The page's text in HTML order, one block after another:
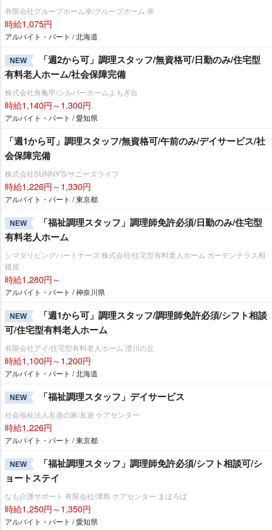
有限会社グループホーム幸/グループホーム 幸
時給1,075円
アルバイト・パート / 北海道
NEW
「週2から可」調理スタッフ/無資格可/日勤のみ/住宅型
有料老人ホーム/社会保障完備
株式会社角亀甲/シルバーホームよもぎ台
時給1,140円～1,300円
アルバイト・パート / 愛知県
「週1から可」調理スタッフ/無資格可/午前のみ/デイサービス/社
会保障完備
株式会社SUNNY'S/サニーズライフ
時給1,226円～1,330円
アルバイト・パート / 東京都
NEW
「福祉調理スタッフ」調理師免許必須/日勤のみ/住宅型
有料老人ホーム
シマダリビングパートナーズ 株式会社/住宅型有料老人ホーム ガーデンテラス相
模原
時給1,280円～
アルバイト・パート / 神奈川県
NEW
「週1から可」調理スタッフ/調理師免許必須/シフト相談
可/住宅型有料老人ホーム
有限会社アイ/住宅型有料老人ホーム 澄川の丘
時給1,100円～1,200円
アルバイト・パート / 北海道
NEW 「福祉調理スタッフ」デイサービス
社会福祉法人友遊の家/友遊 ケアセンター
時給1,226円
アルバイト・パート / 東京都
NEW
「福祉調理スタッフ」調理師免許必須/シフト相談可/シ
ョートステイ
なも介護サポート 有限会社/津島 ケアセンター まほろば
時給1,250円～1,350円
アルバイト・パート / 愛知県